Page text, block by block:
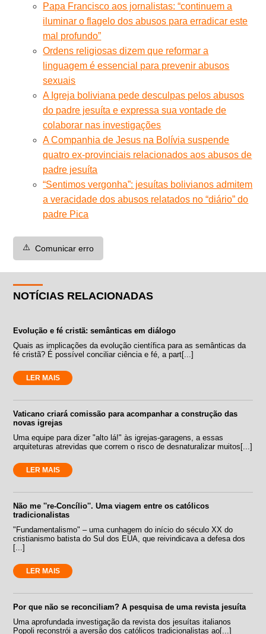
Papa Francisco aos jornalistas: “continuem a
iluminar o flagelo dos abusos para erradicar este
mal profundo”
Ordens religiosas dizem que reformar a
linguagem é essencial para prevenir abusos
sexuais
A Igreja boliviana pede desculpas pelos abusos
do padre jesuíta e expressa sua vontade de
colaborar nas investigações
A Companhia de Jesus na Bolívia suspende
quatro ex-provinciais relacionados aos abusos de
padre jesuíta
“Sentimos vergonha”: jesuítas bolivianos admitem
a veracidade dos abusos relatados no “diário” do
padre Pica
⚠️ Comunicar erro
NOTÍCIAS RELACIONADAS
Evolução e fé cristã: semânticas em diálogo
Quais as implicações da evolução científica para as semânticas da
fé cristã? É possível conciliar ciência e fé, a part[...]
LER MAIS
Vaticano criará comissão para acompanhar a construção das
novas igrejas
Uma equipe para dizer "alto lá!" às igrejas-garagens, a essas
arquiteturas atrevidas que correm o risco de desnaturalizar muitos[...]
LER MAIS
Não me ''re-Concílio''. Uma viagem entre os católicos
tradicionalistas
"Fundamentalismo" – uma cunhagem do início do século XX do
cristianismo batista do Sul dos EUA, que reivindicava a defesa dos
[...]
LER MAIS
Por que não se reconciliam? A pesquisa de uma revista jesuíta
Uma aprofundada investigação da revista dos jesuítas italianos
Popoli reconstrói a aversão dos católicos tradicionalistas ao[...]